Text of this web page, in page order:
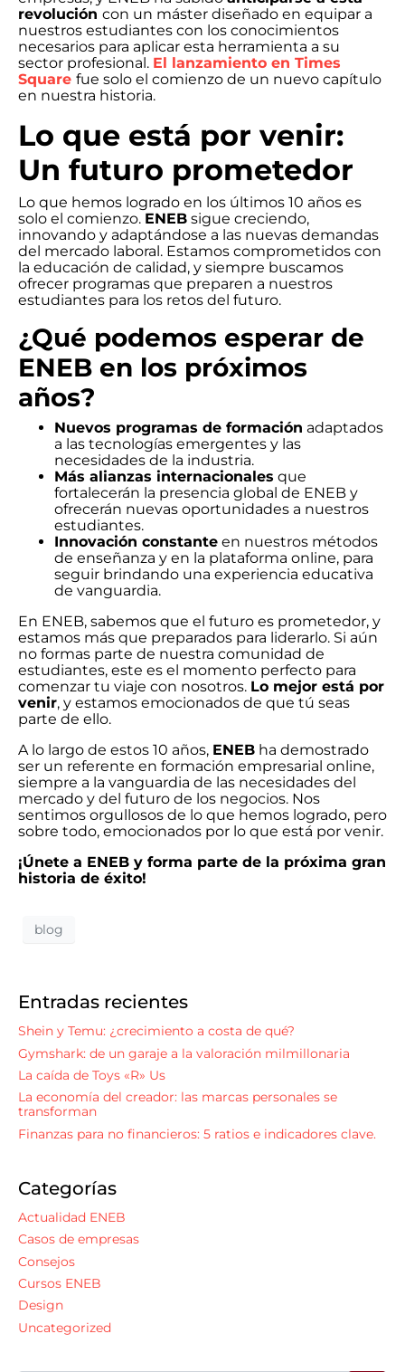
revolución con un máster diseñado en equipar a
nuestros estudiantes con los conocimientos
necesarios para aplicar esta herramienta a su
sector profesional. El lanzamiento en Times
Square fue solo el comienzo de un nuevo capítulo
en nuestra historia.
Lo que está por venir:
Un futuro prometedor
Lo que hemos logrado en los últimos 10 años es
solo el comienzo. ENEB sigue creciendo,
innovando y adaptándose a las nuevas demandas
del mercado laboral. Estamos comprometidos con
la educación de calidad, y siempre buscamos
ofrecer programas que preparen a nuestros
estudiantes para los retos del futuro.
¿Qué podemos esperar de
ENEB en los próximos
años?
Nuevos programas de formación adaptados
a las tecnologías emergentes y las
necesidades de la industria.
Más alianzas internacionales que
fortalecerán la presencia global de ENEB y
ofrecerán nuevas oportunidades a nuestros
estudiantes.
Innovación constante en nuestros métodos
de enseñanza y en la plataforma online, para
seguir brindando una experiencia educativa
de vanguardia.
En ENEB, sabemos que el futuro es prometedor, y
estamos más que preparados para liderarlo. Si aún
no formas parte de nuestra comunidad de
estudiantes, este es el momento perfecto para
comenzar tu viaje con nosotros. Lo mejor está por
venir, y estamos emocionados de que tú seas
parte de ello.
A lo largo de estos 10 años, ENEB ha demostrado
ser un referente en formación empresarial online,
siempre a la vanguardia de las necesidades del
mercado y del futuro de los negocios. Nos
sentimos orgullosos de lo que hemos logrado, pero
sobre todo, emocionados por lo que está por venir.
¡Únete a ENEB y forma parte de la próxima gran
historia de éxito!
blog
Entradas recientes
Shein y Temu: ¿crecimiento a costa de qué?
Gymshark: de un garaje a la valoración milmillonaria
La caída de Toys «R» Us
La economía del creador: las marcas personales se
transforman
Finanzas para no financieros: 5 ratios e indicadores clave.
Categorías
Actualidad ENEB
Casos de empresas
Consejos
Cursos ENEB
Design
Uncategorized